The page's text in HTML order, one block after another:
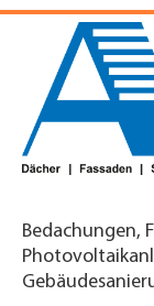
Bedachungen,